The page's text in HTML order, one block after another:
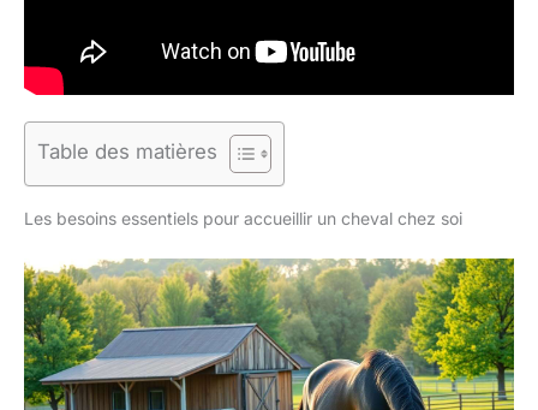
Table des matières
Les besoins essentiels pour accueillir un cheval chez soi